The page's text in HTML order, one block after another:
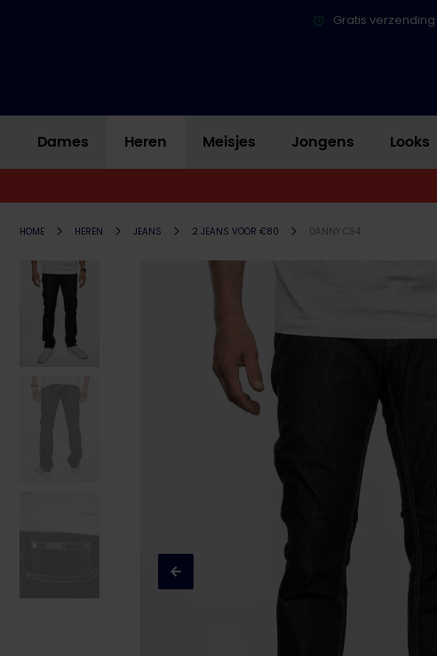
Gratis
Dames Heren Meisjes Jongens Looks
HOME HEREN JEANS 2 JEANS VOOR €80 DANNY C94